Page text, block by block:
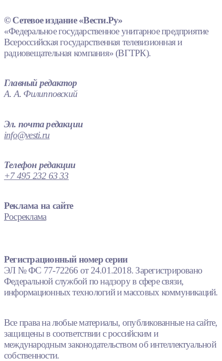
© Сетевое издание «Вести.Ру»
«Федеральное государственное унитарное предприятие
Всероссийская государственная телевизионная и
радиовещательная компания» (ВГТРК).
Главный редактор
А. А. Филипповский
Эл. почта редакции
info@vesti.ru
Телефон редакции
+7 495 232 63 33
Реклама на сайте
Росреклама
Регистрационный номер серии
ЭЛ № ФС 77-72266 от 24.01.2018. Зарегистрировано
Федеральной службой по надзору в сфере связи,
информационных технологий и массовых коммуникаций.
Все права на любые материалы, опубликованные на сайте,
защищены в соответствии с российским и
международным законодательством об интеллектуальной
собственности.